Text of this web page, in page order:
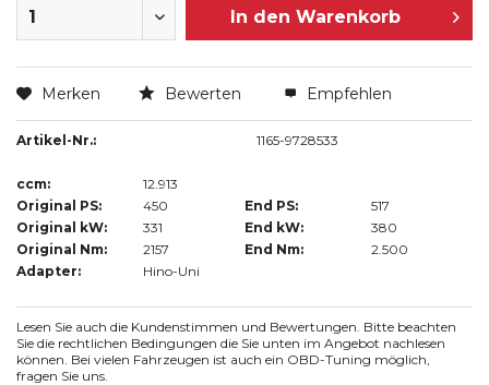
In den Warenkorb
Merken Bewerten Empfehlen
Artikel-Nr.: 1165-9728533
ccm:
12.913
Original PS:
450 End PS:
517
Original kW:
331 End kW:
380
Original Nm:
2157 End Nm:
2.500
Adapter:
Hino-Uni
Lesen Sie auch die Kundenstimmen und Bewertungen. Bitte beachten
Sie die rechtlichen Bedingungen die Sie unten im Angebot nachlesen
können. Bei vielen Fahrzeugen ist auch ein OBD-Tuning möglich,
fragen Sie uns.